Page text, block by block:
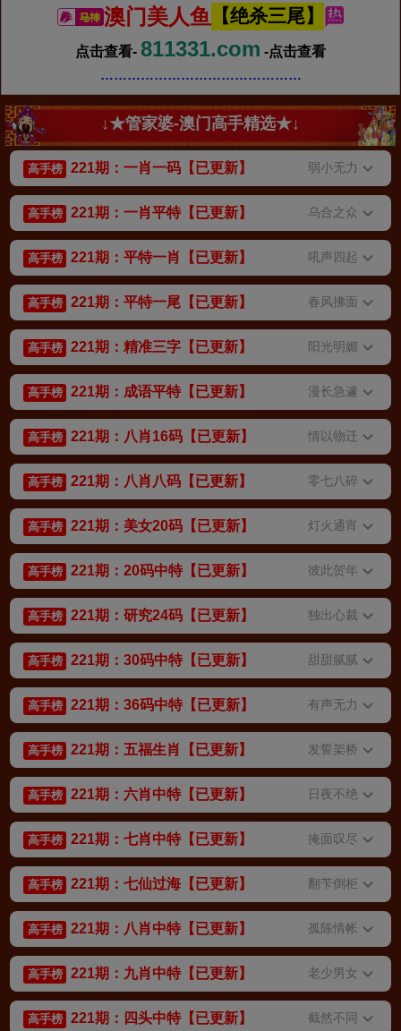
澳门美人鱼 【绝杀三尾】
点击查看- 811331.com -点击查看
………………………………………
↓★管家婆-澳门高手精选★↓
高手榜 221期：一肖一码【已更新】 弱小无力
高手榜 221期：一肖平特【已更新】 乌合之众
高手榜 221期：平特一肖【已更新】 吼声四起
高手榜 221期：平特一尾【已更新】 春风拂面
高手榜 221期：精准三字【已更新】 阳光明媚
高手榜 221期：成语平特【已更新】 漫长急遽
高手榜 221期：八肖16码【已更新】 情以物迁
高手榜 221期：八肖八码【已更新】 零七八碎
高手榜 221期：美女20码【已更新】 灯火通宵
高手榜 221期：20码中特【已更新】 彼此贺年
高手榜 221期：研究24码【已更新】 独出心裁
高手榜 221期：30码中特【已更新】 甜甜腻腻
高手榜 221期：36码中特【已更新】 有声无力
高手榜 221期：五福生肖【已更新】 发誓架桥
高手榜 221期：六肖中特【已更新】 日夜不绝
高手榜 221期：七肖中特【已更新】 掩面叹尽
高手榜 221期：七仙过海【已更新】 翻苄倒柜
高手榜 221期：八肖中特【已更新】 孤陈情帐
高手榜 221期：九肖中特【已更新】 老少男女
高手榜 221期：四头中特【已更新】 截然不同